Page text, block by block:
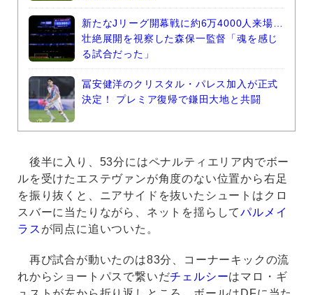
新たなJリーグ開幕戦に約6万4000人来場…
壮絶展開を視察した森保一監督「魂を感じ
る試合だった」
冨安健洋のクリスタル・パレス加入が正式
決定！ プレミア復帰で鎌田大地と共闘
後半に入り、53分にはペナルティエリア内でボー
ルを受けたエステヴァンが角度のない位置から右足
を振り抜くと、ニアサイドを抜いたシュートはクロ
スバーに当たりながら、ネットを揺らしてパルメイ
ラス が同点に追いついた。
再び試合が動いたのは83分、コーナーキックの流
れからショートパスで繋いだチェルシーはマロ・ギ